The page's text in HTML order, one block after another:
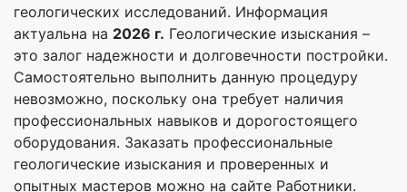
геологических исследований. Информация
актуальна на 2026 г. Геологические изыскания –
это залог надежности и долговечности постройки.
Самостоятельно выполнить данную процедуру
невозможно, поскольку она требует наличия
профессиональных навыков и дорогостоящего
оборудования. Заказать профессиональные
геологические изыскания и проверенных и
опытных мастеров можно на сайте Работники.